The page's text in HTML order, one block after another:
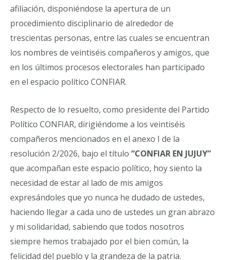
afiliación, disponiéndose la apertura de un
procedimiento disciplinario de alrededor de
trescientas personas, entre las cuales se encuentran
los nombres de veintiséis compañeros y amigos, que
en los últimos procesos electorales han participado
en el espacio político CONFIAR.
Respecto de lo resuelto, como presidente del Partido
Político CONFIAR, dirigiéndome a los veintiséis
compañeros mencionados en el anexo I de la
resolución 2/2026, bajo el título “CONFIAR EN JUJUY”
que acompañan este espacio político, hoy siento la
necesidad de estar al lado de mis amigos
expresándoles que yo nunca he dudado de ustedes,
haciendo llegar a cada uno de ustedes un gran abrazo
y mi solidaridad, sabiendo que todos nosotros
siempre hemos trabajado por el bien común, la
felicidad del pueblo y la grandeza de la patria.